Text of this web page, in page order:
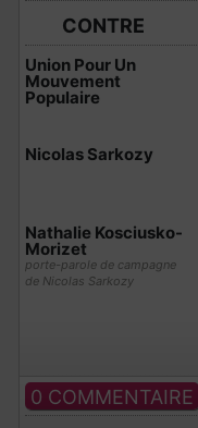
CONTRE
Union Pour Un
Mouvement
Populaire
Nicolas Sarkozy
Nathalie Kosciusko-
Morizet
porte-parole de campagne
de Nicolas Sarkozy
0 COMMENTAIRE